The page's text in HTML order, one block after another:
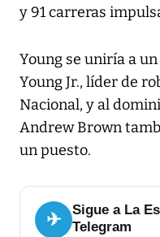
y 91 carreras
Young se uniría a
Young Jr., líder de
Nacional, y al
Andrew Brown
un puesto.
✈
Sigue a La
Telegram